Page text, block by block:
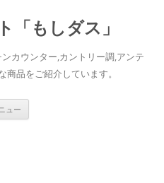
「もしダス」
カウンター,カントリー調,アンテ
商品をご紹介しています。
ュー